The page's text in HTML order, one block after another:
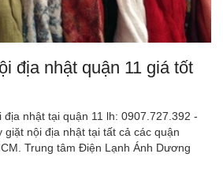
địa nhật quận 11 giá tốt
nhật tại quận 11 lh: 0907.727.392 -
nội địa nhật tại tất cả các quận
Trung tâm Điện Lạnh Ánh Dương